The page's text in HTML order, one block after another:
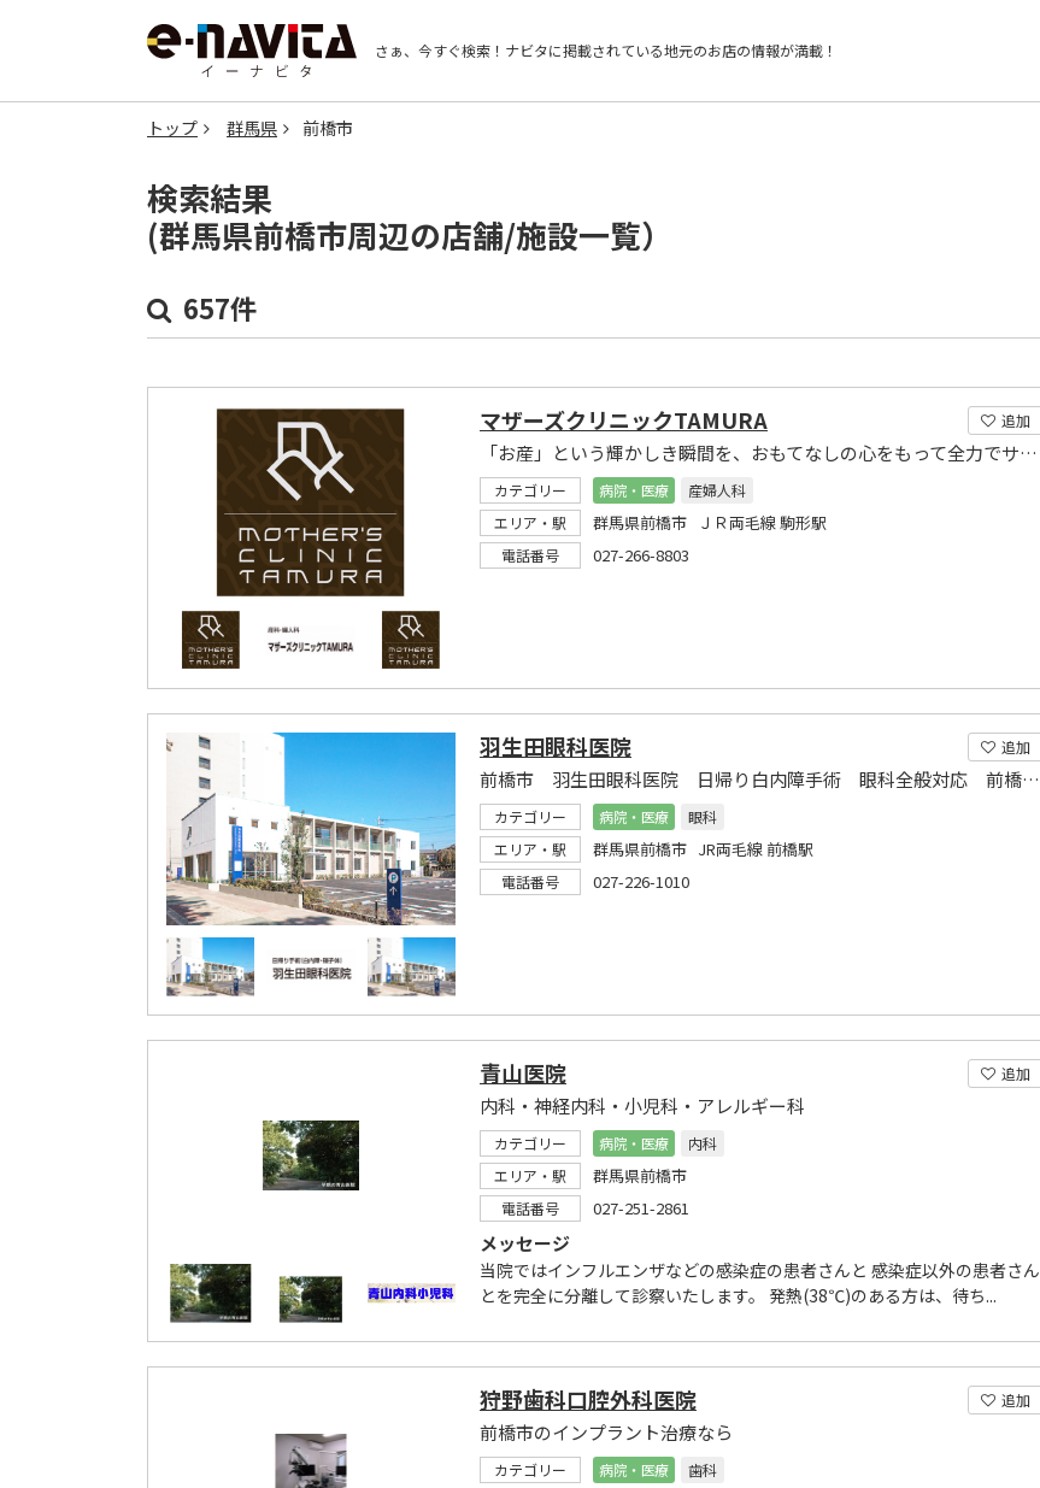
さぁ、今すぐ検索！ ナビタに掲載されている地元のお店の情報が満載！
トップ 群馬県 前橋市
検索結果
(群馬県前橋市周辺の店舗/施設一覧）
657件
追加
マザーズクリニックTAMURA
「お産」という輝かしき瞬間を、おもてなしの心をもって全力でサポートいたします。
カテゴリー 病院・医療
産婦人科
エリア・駅
群馬県前橋市 ＪＲ両毛線 駒形駅
電話番号 027-266-8803
追加
羽生田眼科医院
前橋市 羽生田眼科医院 日帰り白内障手術 眼科全般対応 前橋駅より徒歩５分
カテゴリー 病院・医療
眼科
エリア・駅
群馬県前橋市 JR両毛線 前橋駅
電話番号 027-226-1010
追加
青山医院
内科・神経内科・小児科・アレルギー科
カテゴリー 病院・医療
内科
エリア・駅
群馬県前橋市
電話番号 027-251-2861
メッセージ
当院ではインフルエンザなどの感染症の患者さんと 感染症以外の患者さん
とを完全に分離して診察いたします。 発熱(38℃)のある方は、待ち...
追加
狩野歯科口腔外科医院
前橋市のインプラント治療なら
カテゴリー 病院・医療
歯科